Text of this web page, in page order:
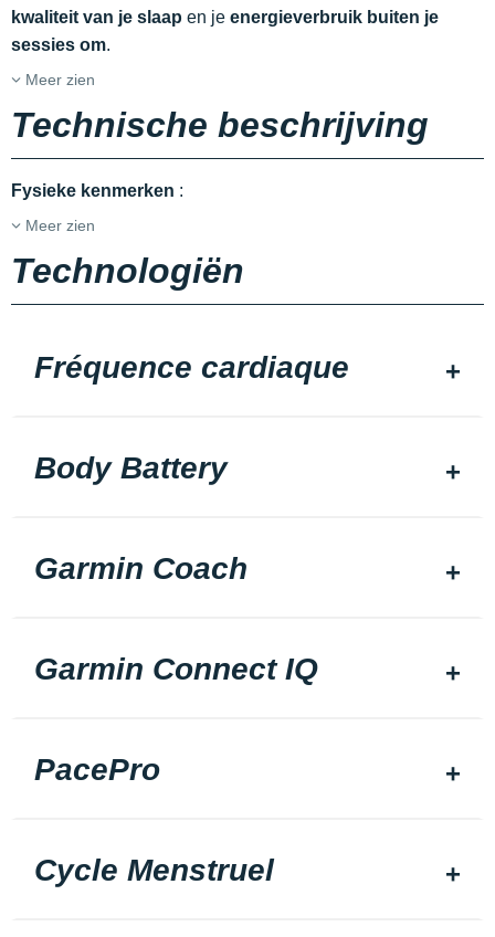
kwaliteit van je slaap en je energieverbruik buiten je
sessies om.
Meer zien
Technische beschrijving
Fysieke kenmerken :
Meer zien
Technologiën
Fréquence cardiaque
Body Battery
Garmin Coach
Garmin Connect IQ
PacePro
Cycle Menstruel